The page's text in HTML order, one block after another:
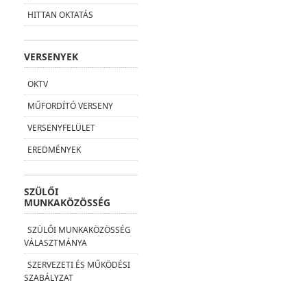
HITTAN OKTATÁS
VERSENYEK
OKTV
MŰFORDÍTÓ VERSENY
VERSENYFELÜLET
EREDMÉNYEK
SZÜLŐI
MUNKAKÖZÖSSÉG
SZÜLŐI MUNKAKÖZÖSSÉG
VÁLASZTMÁNYA
SZERVEZETI ÉS MŰKÖDÉSI
SZABÁLYZAT